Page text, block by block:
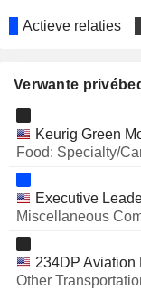
VISTRA
DRIVEN
INC.
PAYONEER
Actieve relaties
Verwante
Keurig Green
Food: Specialty/
Executive
Miscellaneous
234DP Aviation
Other